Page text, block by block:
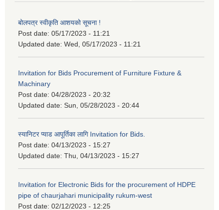
बोलपत्र स्वीकृति आशयको सूचना !
Post date: 05/17/2023 - 11:21
Updated date: Wed, 05/17/2023 - 11:21
Invitation for Bids Procurement of Furniture Fixture &
Machinary
Post date: 04/28/2023 - 20:32
Updated date: Sun, 05/28/2023 - 20:44
स्यानिटर प्याड आपूर्तिका लागि Invitation for Bids.
Post date: 04/13/2023 - 15:27
Updated date: Thu, 04/13/2023 - 15:27
Invitation for Electronic Bids for the procurement of HDPE
pipe of chaurjahari municipality rukum-west
Post date: 02/12/2023 - 12:25